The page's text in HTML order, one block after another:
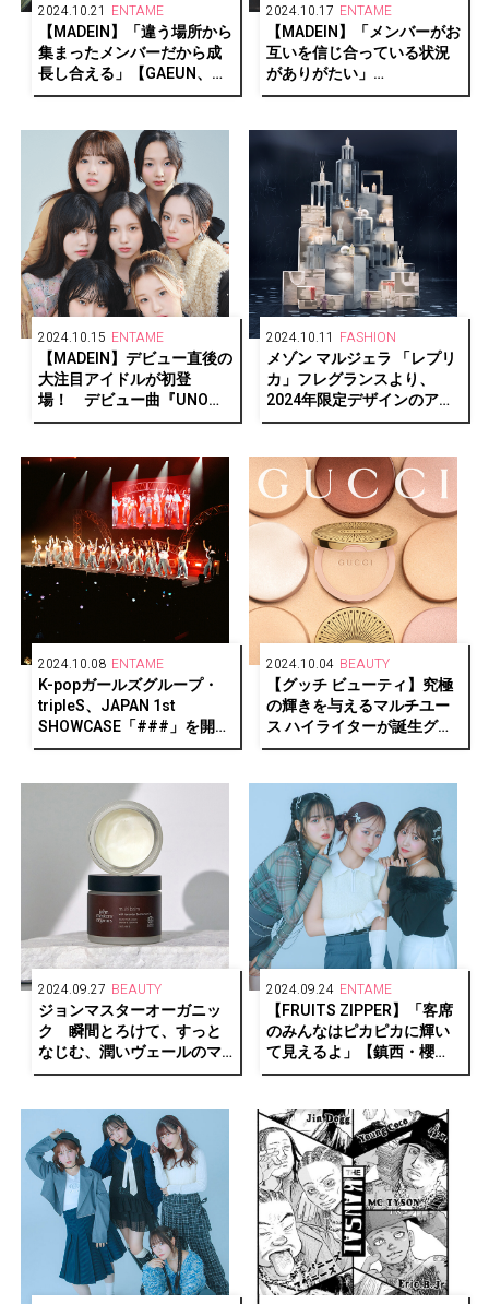
2024.10.21 ENTAME
【MADEIN】「違う場所から
集まったメンバーだから成
長し合える」【GAEUN、
SERINA、NAGOMI編】
2024.10.17 ENTAME
【MADEIN】「メンバーがお
互いを信じ合っている状況
がありがたい」
【MASHIRO、YESEO、
2024.10.15 ENTAME
【MADEIN】デビュー直後の
大注目アイドルが初登
場！ デビュー曲『UNO』
は「私たちだけの感情と表
2024.10.11 FASHION
メゾン マルジェラ 「レプリ
カ」フレグランスより、
2024年限定デザインのアド
ベントカレンダーとキャン
2024.10.08 ENTAME
K-popガールズグループ・
tripleS、JAPAN 1st
SHOWCASE「###」を開
催！メンバー24人完全体の
2024.10.04 BEAUTY
【グッチ ビューティ】究極
の輝きを与えるマルチユー
ス ハイライターが誕生グッ
チ グロウ ハイライター
2024.09.27 BEAUTY
ジョンマスターオーガニッ
ク 瞬間とろけて、すっと
なじむ、潤いヴェールのマ
ルチバームが登場
2024.09.24 ENTAME
【FRUITS ZIPPER】「客席
のみんなはピカピカに輝い
て見えるよ」【鎮西・櫻
井・仲川編】